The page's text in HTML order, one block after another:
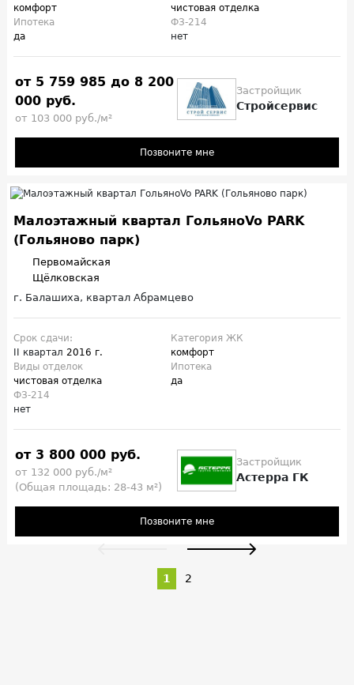
комфорт
чистовая отделка
Ипотека
да
ФЗ-214
нет
от 5 759 985 до 8 200
000 руб.
от 103 000 руб./м²
Застройщик
Стройсервис
Позвоните мне
Малоэтажный квартал ГольяноVo PARK
(Гольяново парк)
Первомайская
Щёлковская
г. Балашиха, квартал Абрамцево
Срок сдачи:
II квартал 2016 г.
Категория ЖК
комфорт
Виды отделок
чистовая отделка
Ипотека
да
ФЗ-214
нет
от 3 800 000 руб.
от 132 000 руб./м²
(Общая площадь: 28-43 м²)
Застройщик
Астерра ГК
Позвоните мне
1 2